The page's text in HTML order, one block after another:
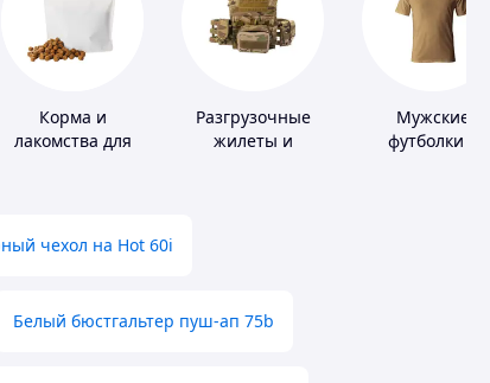
Корма и
лакомства для
Разгрузочные
жилеты и
Мужские
футболки и
чехол на Hot 60i
Белый бюстгальтер пуш-ап 75b